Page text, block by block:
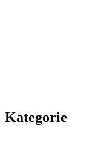
Kategorie